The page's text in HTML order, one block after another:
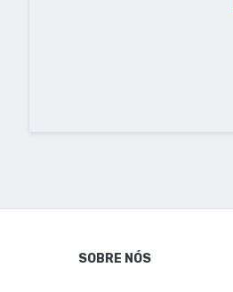
SOBRE NÓS